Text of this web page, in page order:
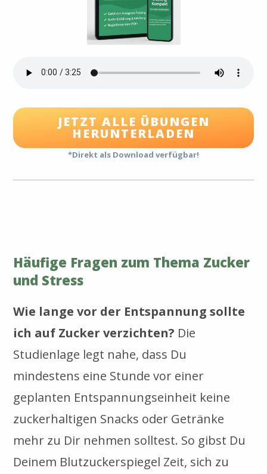
JETZT ALLE ÜBUNGEN
HERUNTERLADEN
*Direkt als Download verfügbar!
Häufige Fragen zum Thema Zucker
und Stress
Wie lange vor der Entspannung sollte
ich auf Zucker verzichten? Die
Studienlage legt nahe, dass Du
mindestens eine Stunde vor einer
geplanten Entspannungseinheit keine
zuckerhaltigen Snacks oder Getränke
mehr zu Dir nehmen solltest. So gibst Du
Deinem Blutzuckerspiegel Zeit, sich zu